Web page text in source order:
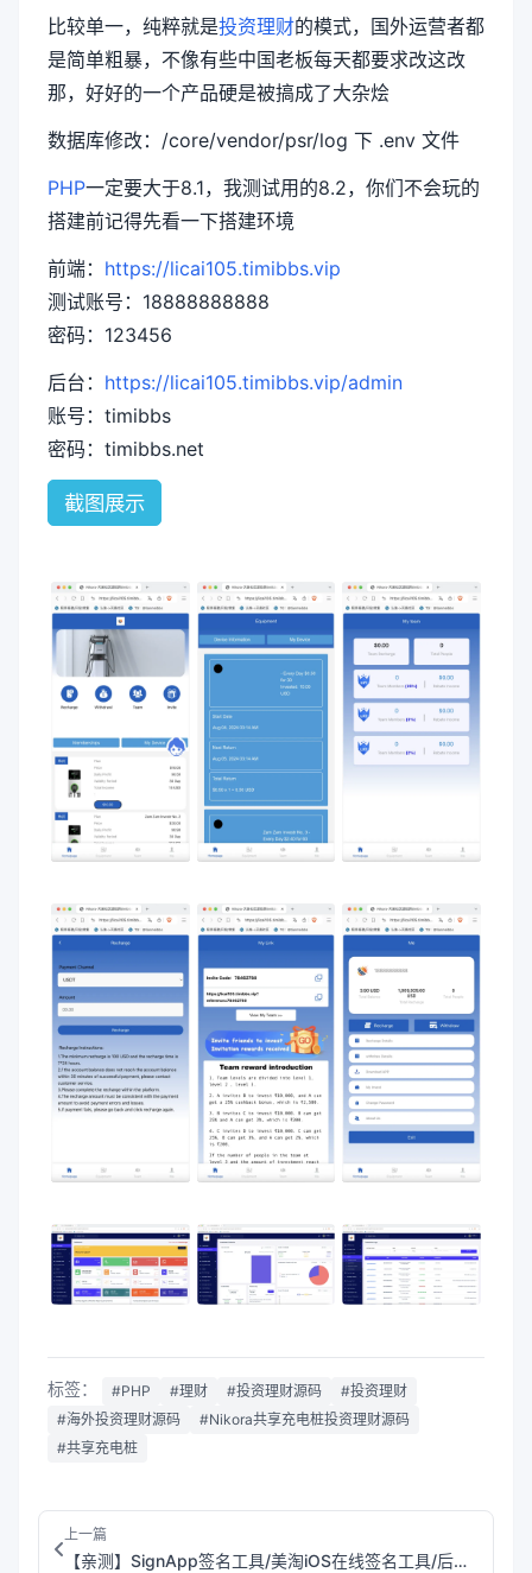
比较单一，纯粹就是投资理财的模式，国外运营者都
是简单粗暴，不像有些中国老板每天都要求改这改
那，好好的一个产品硬是被搞成了大杂烩
数据库修改：/core/vendor/psr/log 下 .env 文件
PHP一定要大于8.1，我测试用的8.2，你们不会玩的
搭建前记得先看一下搭建环境
前端： https://licai105.timibbs.vip
测试账号：18888888888
密码：123456
后台： https://licai105.timibbs.vip/admin
账号：timibbs
密码：timibbs.net
截图展示
标签： #PHP #理财 #投资理财源码
#投资理财
#海外投资理财源码
#Nikora共享充电桩投资理财源码
#共享充电桩
上一篇
【亲测】SignApp签名工具/美淘iOS在线签名工具/后端PHP